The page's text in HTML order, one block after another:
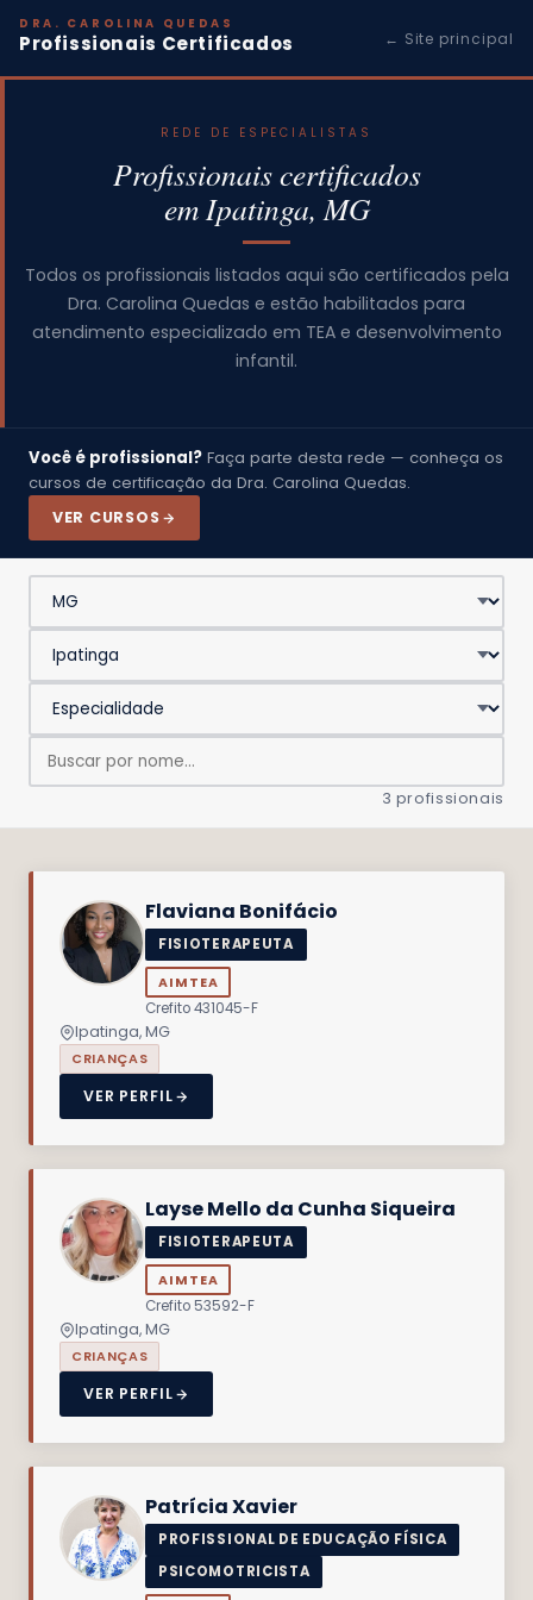
DRA. CAROLINA QUEDAS
Profissionais Certificados ← Site principal
REDE DE ESPECIALISTAS
Profissionais certificados
em Ipatinga, MG
Todos os profissionais listados aqui são certificados pela
Dra. Carolina Quedas e estão habilitados para
atendimento especializado em TEA e desenvolvimento
infantil.
Você é profissional? Faça parte desta rede — conheça os
cursos de certificação da Dra. Carolina Quedas.
VER CURSOS
3 profissionais
Flaviana Bonifácio
FISIOTERAPEUTA
AIMTEA
Crefito 431045-F
Ipatinga, MG
CRIANÇAS
VER PERFIL
Layse Mello da Cunha Siqueira
FISIOTERAPEUTA
AIMTEA
Crefito 53592-F
Ipatinga, MG
CRIANÇAS
VER PERFIL
Patrícia Xavier
PROFISSIONAL DE EDUCAÇÃO FÍSICA
PSICOMOTRICISTA